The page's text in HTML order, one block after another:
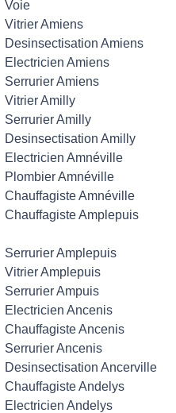
Voie
Vitrier Amiens
Desinsectisation Amiens
Electricien Amiens
Serrurier Amiens
Vitrier Amilly
Serrurier Amilly
Desinsectisation Amilly
Electricien Amnéville
Plombier Amnéville
Chauffagiste Amnéville
Chauffagiste Amplepuis
Serrurier Amplepuis
Vitrier Amplepuis
Serrurier Ampuis
Electricien Ancenis
Chauffagiste Ancenis
Serrurier Ancenis
Desinsectisation Ancerville
Chauffagiste Andelys
Electricien Andelys